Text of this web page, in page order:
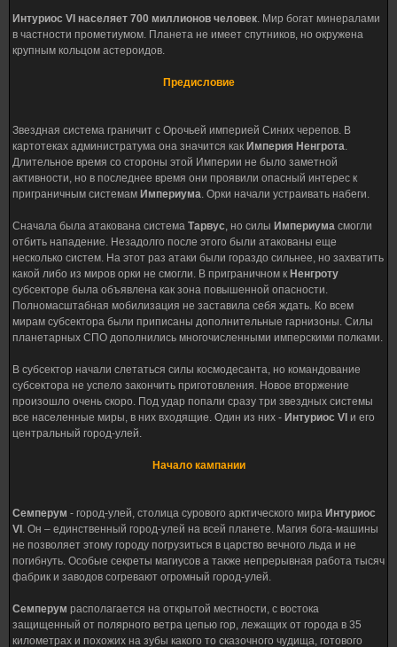
Интуриос VI населяет 700 миллионов человек. Мир богат минералами
в частности прометиумом. Планета не имеет спутников, но окружена
крупным кольцом астероидов.
Предисловие
Звездная система граничит с Орочьей империей Синих черепов. В
картотеках администратума она значится как Империя Ненгрота.
Длительное время со стороны этой Империи не было заметной
активности, но в последнее время они проявили опасный интерес к
приграничным системам Империума. Орки начали устраивать набеги.
Сначала была атакована система Тарвус, но силы Империума смогли
отбить нападение. Незадолго после этого были атакованы еще
несколько систем. На этот раз атаки были гораздо сильнее, но захватить
какой либо из миров орки не смогли. В приграничном к Ненгроту
субсекторе была объявлена как зона повышенной опасности.
Полномасштабная мобилизация не заставила себя ждать. Ко всем
мирам субсектора были приписаны дополнительные гарнизоны. Силы
планетарных СПО дополнились многочисленными имперскими полками.
В субсектор начали слетаться силы космодесанта, но командование
субсектора не успело закончить приготовления. Новое вторжение
произошло очень скоро. Под удар попали сразу три звездных системы
все населенные миры, в них входящие. Один из них - Интуриос VI и его
центральный город-улей.
Начало кампании
Семперум - город-улей, столица сурового арктического мира Интуриос
VI . Он – единственный город-улей на всей планете. Магия бога-машины
не позволяет этому городу погрузиться в царство вечного льда и не
погибнуть. Особые секреты магиусов а также непрерывная работа тысяч
фабрик и заводов согревают огромный город-улей.
Семперум располагается на открытой местности, с востока
защищенный от полярного ветра цепью гор, лежащих от города в 35
километрах и похожих на зубы какого то сказочного чудища, готового